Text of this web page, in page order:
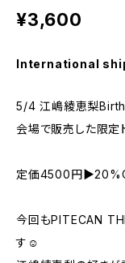
¥3,600
International
5/4 江嶋綾恵梨
会場で販売した限定
定価4500円
今回もPITECAN
す☺︎